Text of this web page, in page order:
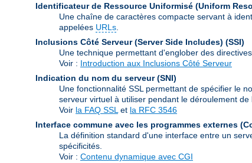
Identificateur de Ressource Uniformisé (Uniform
Une chaîne de caractères compacte servant à
appelées URLs
Inclusions Côté Serveur (Server Side Includes) (SSI)
Une technique permettant d'englober des
Voir : Introduction aux Inclusions Côté Serveur
Indication du nom du serveur (SNI)
Une fonctionnalité SSL permettant de spécifier le
serveur virtuel à utiliser pendant le déroulement
Voir la FAQ SSL et la RFC 3546
Interface commune avec les programmes externes
La définition standard d'une interface entre un
spécificités.
Voir : Contenu dynamique avec CGI